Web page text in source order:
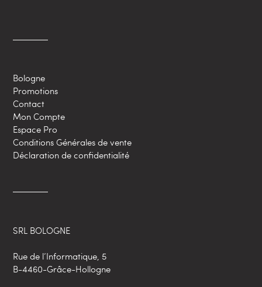
Bologne
Promotions
Contact
Mon Compte
Espace Pro
Conditions Générales de vente
Déclaration de confidentialité
SRL BOLOGNE
Rue de l’Informatique, 5
B-4460-Grâce-Hollogne